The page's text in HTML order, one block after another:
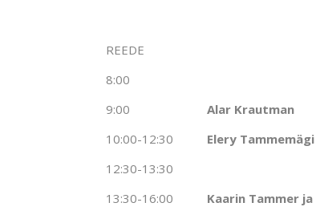
REEDE
8:00
9:00
Alar Krautman
10:00-12:30
Elery Tammemägi
12:30-13:30
13:30-16:00
Kaarin Tammer ja